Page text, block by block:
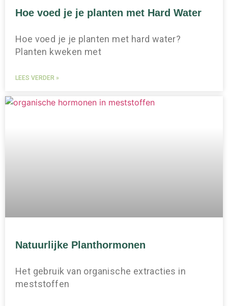
Hoe voed je je planten met Hard Water
Hoe voed je je planten met hard water?
Planten kweken met
LEES VERDER »
Natuurlijke Planthormonen
Het gebruik van organische extracties in
meststoffen